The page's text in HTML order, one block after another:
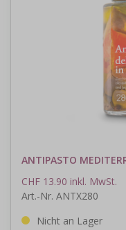
ANTIPASTO
CHF 13.90 inkl. MwSt.
Art.-Nr. ANTX280
Nicht an Lager